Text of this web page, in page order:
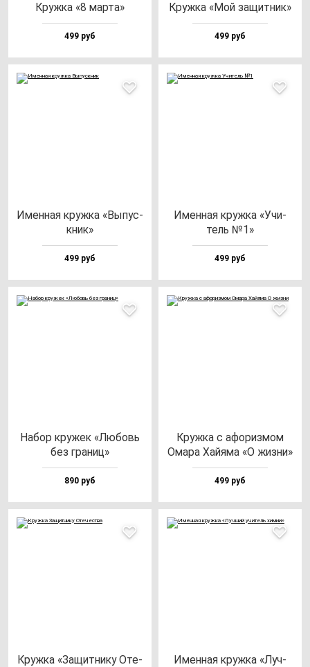
Круж­ка «8 мар­та»
499 руб
Круж­ка «Мой за­щит­ник»
499 руб
Имен­ная круж­ка «Выпус­
кник»
499 руб
Имен­ная круж­ка «Учи­
тель №1»
499 руб
Набор кру­жек «Любовь
без гра­ниц»
890 руб
Круж­ка с афо­риз­мом
Ома­ра Хай­яма «О жиз­ни»
499 руб
Круж­ка «Защит­ни­ку Оте­
Имен­ная круж­ка «Луч­